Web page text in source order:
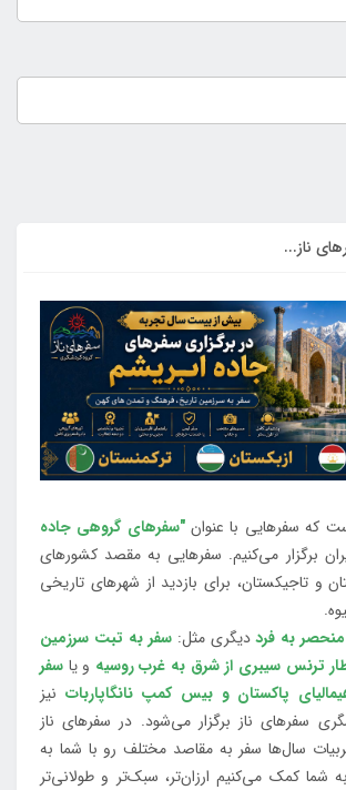
ناز...
"سفرهای گروهی جاده
برگزار می‌کنیم. سفرهایی به مقصد کشورهای
و تاجیکستان، برای بازدید از شهرهای تاریخی
به فرددیگری مثل:سفر به تبت سرزمین
ترنس سیبری از شرق به غرب روسیه و یا سفر
پاکستان و بیس کمپ نانگاپاربات نیز
سفرهای ناز برگزار می‌شود. در سفرهای ناز
سال‌ها سفر به مقاصد مختلف رو با شما به
شما کمک می‌کنیم ارزان‌تر، سبک‌تر و طولانی‌تر